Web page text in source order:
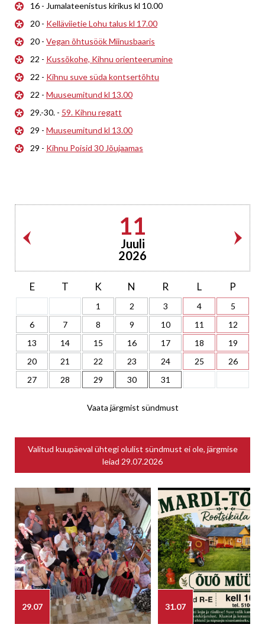
16 - Jumalateenistus kirikus kl 10.00
20 - Kelläviietie Lohu talus kl 17.00
20 - Vegan õhtusöök Miinusbaaris
22 - Kussõkohe, Kihnu orienteerumine
22 - Kihnu suve süda kontsertõhtu
22 - Muuseumitund kl 13.00
29.-30. - 59. Kihnu regatt
29 - Muuseumitund kl 13.00
29 - Kihnu Poisid 30 Jõujaamas
11
Juuli
2026
E T K N R L P
1 2 3 4
5
6
7 8 9 10 11
12
13
14 15 16 17 18
19
20
21 22 23 24 25
26
27
28 29 30 31
Vaata järgmist sündmust
Valitud kuupäeval ühtegi olulist sündmust ei ole, järgmise
leiad 29.07.2026
29.07 31.07